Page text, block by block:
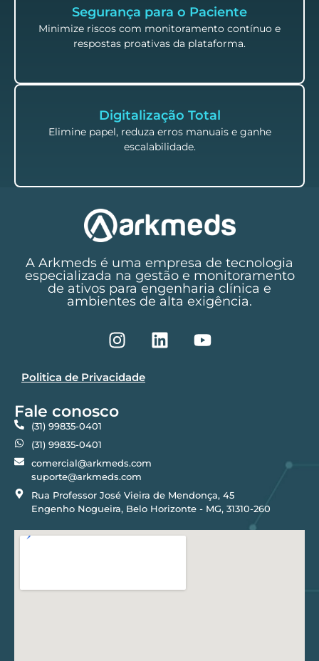
Segurança para o Paciente
Minimize riscos com monitoramento contínuo e
respostas proativas da plataforma.
Digitalização Total
Elimine papel, reduza erros manuais e ganhe
escalabilidade.
A Arkmeds é uma empresa de tecnologia
especializada na gestão e monitoramento
de ativos para engenharia clínica e
ambientes de alta exigência.
Politica de Privacidade
Fale conosco
(31) 99835-0401
(31) 99835-0401
comercial@arkmeds.com
suporte@arkmeds.com
Rua Professor José Vieira de Mendonça, 45
Engenho Nogueira, Belo Horizonte - MG, 31310-260